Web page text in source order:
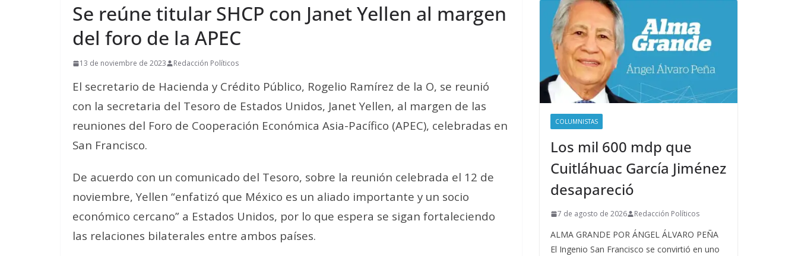
Se reúne titular SHCP con Janet Yellen al margen
del foro de la APEC
13 de noviembre de 2023 Redacción Políticos
El secretario de Hacienda y Crédito Público, Rogelio Ramírez de la O, se reunió
con la secretaria del Tesoro de Estados Unidos, Janet Yellen, al margen de las
reuniones del Foro de Cooperación Económica Asia-Pacífico (APEC), celebradas en
San Francisco.
De acuerdo con un comunicado del Tesoro, sobre la reunión celebrada el 12 de
noviembre, Yellen “enfatizó que México es un aliado importante y un socio
económico cercano” a Estados Unidos, por lo que espera se sigan fortaleciendo
las relaciones bilaterales entre ambos países.
COLUMNISTAS
Los mil 600 mdp que
Cuitláhuac García Jiménez
desapareció
7 de agosto de 2026 Redacción Políticos
ALMA GRANDE POR ÁNGEL ÁLVARO PEÑA
El Ingenio San Francisco se convirtió en uno